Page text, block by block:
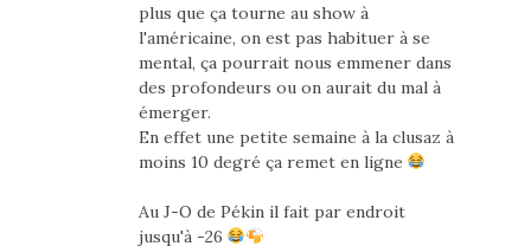
plus que ça tourne au show à
l'américaine, on est pas habituer à se
mental, ça pourrait nous emmener dans
des profondeurs ou on aurait du mal à
émerger.
En effet une petite semaine à la clusaz à
moins 10 degré ça remet en ligne
Au J-O de Pékin il fait par endroit
jusqu'à -26